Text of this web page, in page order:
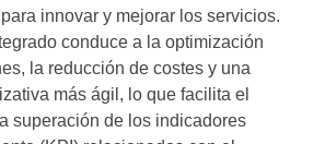
innovar y mejorar los servicios.
conduce a la optimización
la reducción de costes y una
más ágil, lo que facilita el
superación de los indicadores